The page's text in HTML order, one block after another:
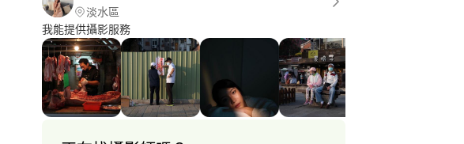
淡水區
我能提供攝影服務